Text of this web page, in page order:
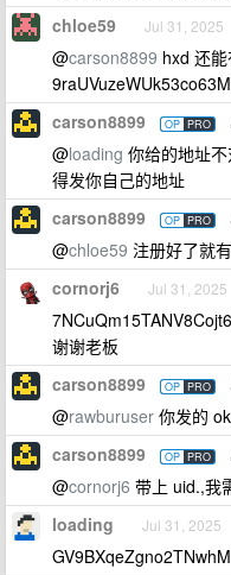
chloe59 Jul 31, 2025
@carson8899 hxd 还能
carson8899 OP PRO
@loading 你给的地址不
得发你自己的地址
carson8899 OP PRO
@chloe59 注册好了就
cornorj6 Jul 31, 2025
谢谢老板
carson8899 OP PRO
@rawburuser 你发的
carson8899 OP PRO
@cornorj6 带上 uid.,我
loading Jul 31, 2025